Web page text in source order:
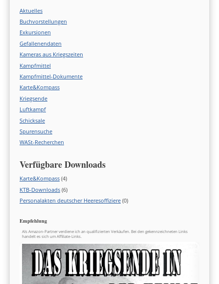
Aktuelles
Buchvorstellungen
Exkursionen
Gefallenendaten
Kameras aus Kriegszeiten
Kampfmittel
Kampfmittel-Dokumente
Karte&Kompass
Kriegsende
Luftkampf
Schicksale
Spurensuche
WASt-Recherchen
Verfügbare Downloads
Karte&Kompass (4)
KTB-Downloads (6)
Personalakten deutscher Heeresoffiziere (0)
Empfehlung
Als Amazon-Partner verdiene ich an qualifizierten Verkäufen. Bei den gekennzeichneten Links
handelt es sich um Affiliate-Links.